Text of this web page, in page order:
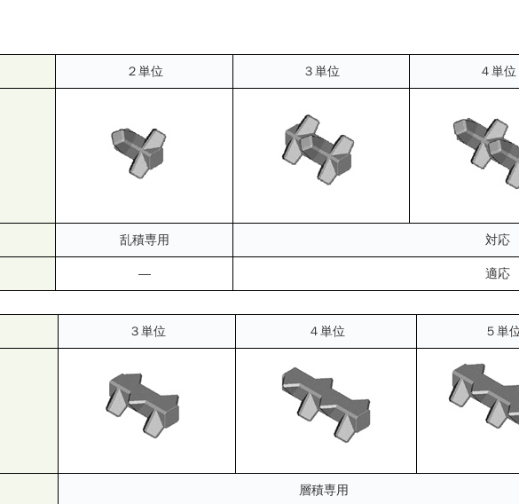
２単位 ３単位 ４単位
乱積専用 対応
― 適応
３単位 ４単位 ５単
層積専用